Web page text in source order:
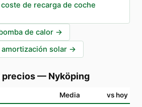
de recarga de coche
de calor →
solar →
precios— Nyköping
Media vs hoy